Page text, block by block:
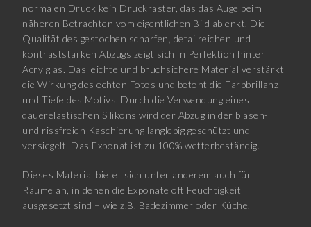
normalen Druck kein Druckraster, das das Auge beim
näheren Betrachten vom eigentlichen Bild ablenkt. Die
Qualität des gestochen scharfen, detailreichen und
kontraststarken Abzugs zeigt sich in Perfektion hinter
Acrylglas. Das leichte und bruchsichere Material verstärkt
die Wirkung des echten Fotos und betont die Farbbrillanz
und Tiefe des Motivs. Durch die Verwendung eines
dauerelastischen Silikons wird der Abzug in der blasen-
und rissfreien Kaschierung langlebig geschützt und
versiegelt. Das Exponat ist zu 100% wetterbeständig.
Dieses Material bietet sich unter anderem auch für
Räume an, in denen die Exponate oft Feuchtigkeit
ausgesetzt sind – wie z.B. Badezimmer oder Küche.